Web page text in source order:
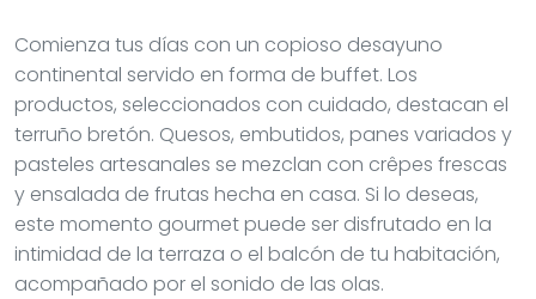
Comienza tus días con un copioso desayuno
continental servido en forma de buffet. Los
productos, seleccionados con cuidado, destacan el
terruño bretón. Quesos, embutidos, panes variados y
pasteles artesanales se mezclan con crêpes frescas
y ensalada de frutas hecha en casa. Si lo deseas,
este momento gourmet puede ser disfrutado en la
intimidad de la terraza o el balcón de tu habitación,
acompañado por el sonido de las olas.